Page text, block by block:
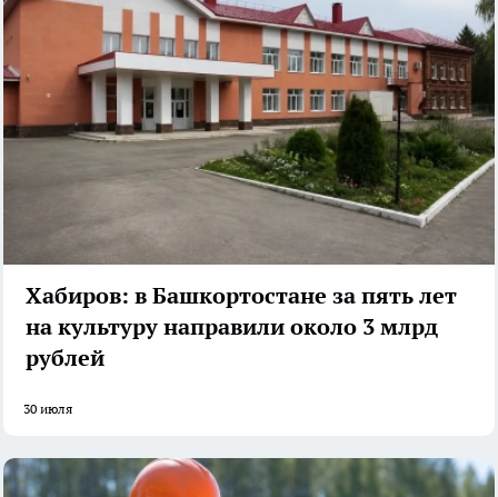
Хабиров: в Башкортостане за пять лет
на культуру направили около 3 млрд
рублей
30 июля